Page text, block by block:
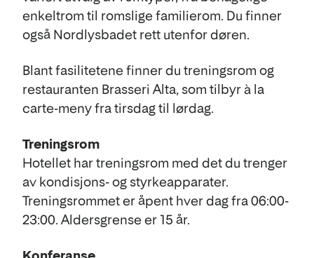
enkeltrom til romslige familierom. Du finner
også Nordlysbadet rett utenfor døren.
Blant fasilitetene finner du treningsrom og
restauranten Brasseri Alta, som tilbyr à la
carte-meny fra tirsdag til lørdag.
Treningsrom
Hotellet har treningsrom med det du trenger
av kondisjons- og styrkeapparater.
Treningsrommet er åpent hver dag fra 06:00-
23:00. Aldersgrense er 15 år.